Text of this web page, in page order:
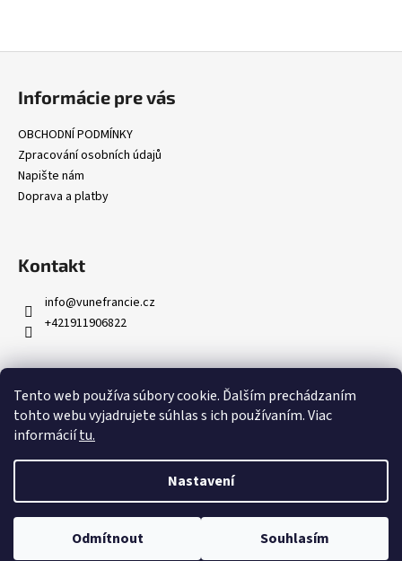
Tento web používa súbory cookie. Ďalším prechádzaním
tohto webu vyjadrujete súhlas s ich používaním. Viac
informáciítu.
Nastavení
Odmítnout Souhlasím
Informácie pre vás
OBCHODNÍ PODMÍNKY
Zpracování osobních údajů
Napište nám
Doprava a platby
Kontakt
info@vunefrancie.cz
+421911906822
Copyright 2026Luxury Paris. Všechna práva vyhrazena.Upravit